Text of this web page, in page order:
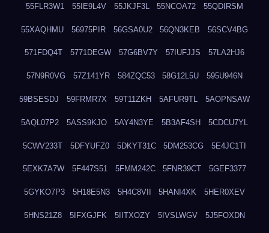
55FLR3W1 55IE9L4V 55JKJF3L 55NCOA72 55QDIRSM
55XAQHMU 56975PIR 56GSA0U2 56QN3KEB 56SCV4BG
571FDQ4T 5771DEGW 57G6BV7Y 57IUFJJS 57LA2HJ6
57N9R0VG 57Z141YR 584ZQC53 58G12L5U 595U946N
59BSESDJ 59FRMR7X 59T11ZKH 5AFUR9TL 5AOPNSAW
5AQL07P2 5ASS9KJO 5AY4N3YE 5B3AF4SH 5CDCU7YL
5CWV233T 5DFYUFZ0 5DKYT31C 5DM253CG 5E4JC1TI
5EXK7A7W 5F447S51 5FMM242C 5FNR39CT 5GEF3377
5GYKO7P3 5H18E5N3 5H4C8VII 5HANI4XK 5HER0XEV
5HNS21Z8 5IFXGJFK 5IITXOZY 5IVSLWGV 5J5FOXDN